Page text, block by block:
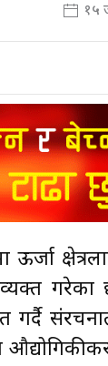
१५
गरेका